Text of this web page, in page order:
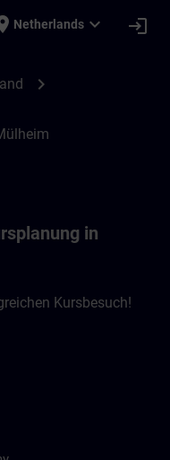
Netherlands expand_more login
chevron_right
in
Kursbesuch!